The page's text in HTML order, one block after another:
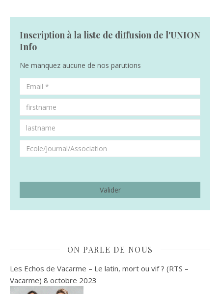
Inscription à la liste de diffusion de l'UNION
Info
Ne manquez aucune de nos parutions
ON PARLE DE NOUS
Les Echos de Vacarme – Le latin, mort ou vif ? (RTS –
Vacarme) 8 octobre 2023